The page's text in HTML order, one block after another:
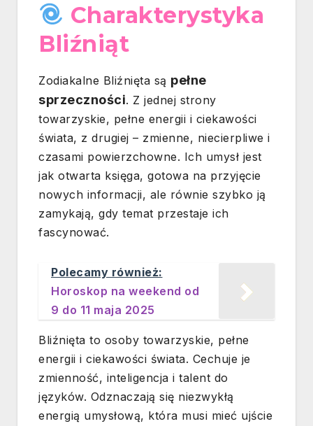
Charakterystyka
Bliźniąt
Zodiakalne Bliźnięta są pełne
sprzeczności. Z jednej strony
towarzyskie, pełne energii i ciekawości
świata, z drugiej – zmienne, niecierpliwe i
czasami powierzchowne. Ich umysł jest
jak otwarta księga, gotowa na przyjęcie
nowych informacji, ale równie szybko ją
zamykają, gdy temat przestaje ich
fascynować.
Polecamy również:
Horoskop na weekend od
9 do 11 maja 2025
Bliźnięta to osoby towarzyskie, pełne
energii i ciekawości świata. Cechuje je
zmienność, inteligencja i talent do
języków. Odznaczają się niezwykłą
energią umysłową, która musi mieć ujście